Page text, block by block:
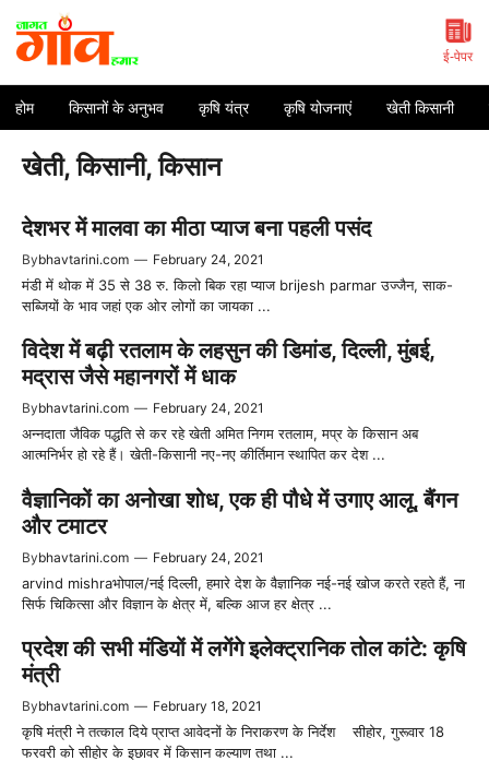
content
ई-पेपर
होम किसानों के अनुभव कृषि यंत्र कृषि योजनाएं खेती किसानी
खेती, किसानी, किसान
देशभर में मालवा का मीठा प्याज बना पहली पसंद
Bybhavtarini.com — February 24, 2021
मंडी में थोक में 35 से 38 रु. किलो बिक रहा प्याज brijesh parmar उज्जैन, साक-
सब्जियों के भाव जहां एक ओर लोगों का जायका ...
विदेश में बढ़ी रतलाम के लहसुन की डिमांड, दिल्ली, मुंबई,
मद्रास जैसे महानगरों में धाक
Bybhavtarini.com — February 24, 2021
अन्नदाता जैविक पद्धति से कर रहे खेती अमित निगम रतलाम, मप्र के किसान अब
आत्मनिर्भर हो रहे हैं। खेती-किसानी नए-नए कीर्तिमान स्थापित कर देश ...
वैज्ञानिकों का अनोखा शोध, एक ही पौधे में उगाए आलू, बैंगन
और टमाटर
Bybhavtarini.com — February 24, 2021
arvind mishraभोपाल/नई दिल्ली, हमारे देश के वैज्ञानिक नई-नई खोज करते रहते हैं, ना
सिर्फ चिकित्सा और विज्ञान के क्षेत्र में, बल्कि आज हर क्षेत्र ...
प्रदेश की सभी मंडियों में लगेंगे इलेक्ट्रानिक तोल कांटे: कृषि
मंत्री
Bybhavtarini.com — February 18, 2021
कृषि मंत्री ने तत्काल दिये प्राप्त आवेदनों के निराकरण के निर्देश सीहोर, गुरूवार 18
फरवरी को सीहोर के इछावर में किसान कल्याण तथा ...